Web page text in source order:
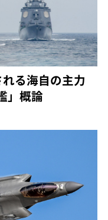
る海自の主力
」概論